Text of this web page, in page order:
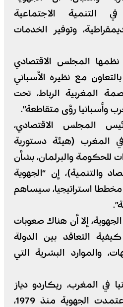
التنمية الاجتماعية
وتوفير الخدمات
المجلس الاقتصادي
مع نظيره الأسباني
المغربية الرباط، تحت
وأسبانيا رؤى متقاطعة”.
المجلس الاقتصادي،
في المغرب (هيئة دستورية
للحكومة والبرلمان، بشأن
والتنمية)، إن “الجهوية
مخططا استراتيجيا، سيساهم
إلا أن هناك صعوبات
التعاقد بين الدولة
والموارد البشرية التي
في المغرب، ريكاردو دياز
هوشلينتر، إن “بلاده اعتمدت الجهوية منذ 1979،